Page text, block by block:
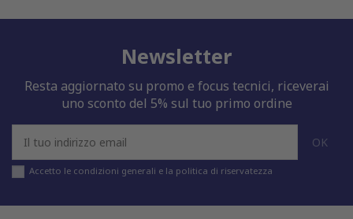
Newsletter
Resta aggiornato su promo e focus tecnici, riceverai
uno sconto del 5% sul tuo primo ordine
Accetto le condizioni generali e la politica di riservatezza